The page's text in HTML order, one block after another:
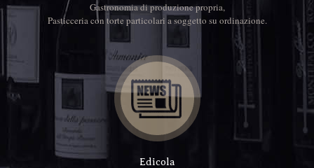
Gastronomia di produzione propria,
Pasticceria con torte particolari a soggetto su ordinazione.
Edicola